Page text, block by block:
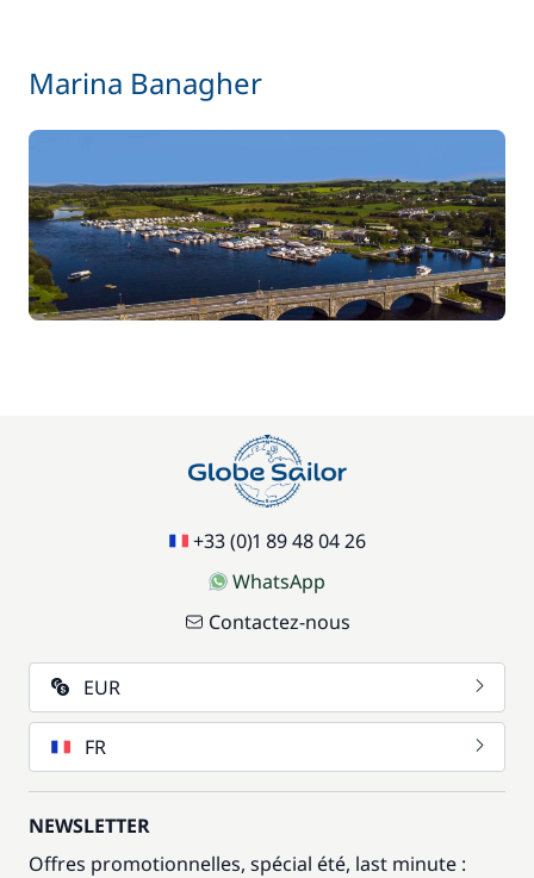
Marina Banagher
+33 (0)1 89 48 04 26
WhatsApp
Contactez-nous
EUR
FR
NEWSLETTER
Offres promotionnelles, spécial été, last minute :